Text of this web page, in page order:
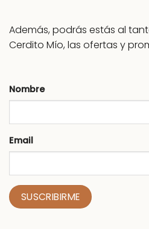
de
producto
Además, podrás estás al
Cerdito Mío, las ofertas y
Nombre
Email